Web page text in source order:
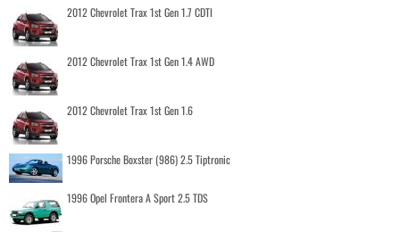
2012 Chevrolet Trax 1st Gen 1.7 CDTI
2012 Chevrolet Trax 1st Gen 1.4 AWD
2012 Chevrolet Trax 1st Gen 1.6
1996 Porsche Boxster (986) 2.5 Tiptronic
1996 Opel Frontera A Sport 2.5 TDS